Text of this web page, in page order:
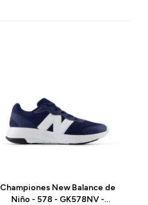
Championes New Balance de
Niño - 578 - GK578NV -